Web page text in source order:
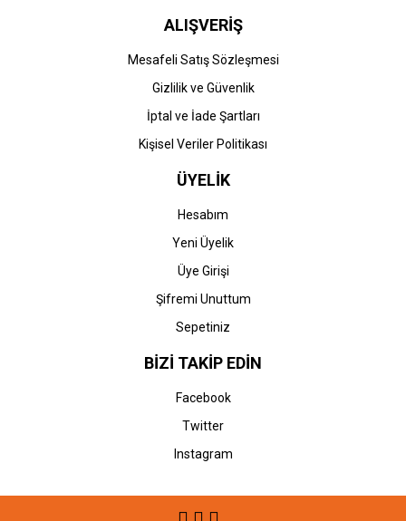
ALIŞVERİŞ
Mesafeli Satış Sözleşmesi
Gizlilik ve Güvenlik
İptal ve İade Şartları
Kişisel Veriler Politikası
ÜYELİK
Hesabım
Yeni Üyelik
Üye Girişi
Şifremi Unuttum
Sepetiniz
BİZİ TAKİP EDİN
Facebook
Twitter
Instagram